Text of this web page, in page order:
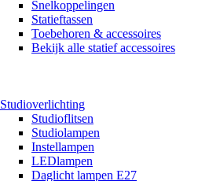
Snelkoppelingen
Statieftassen
Toebehoren & accessoires
Bekijk alle statief accessoires
Studioverlichting
Studioflitsen
Studiolampen
Instellampen
LEDlampen
Daglicht lampen E27